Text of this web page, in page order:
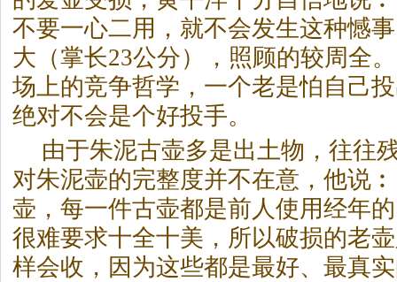
不要一心二用，就不会发生这种憾
大（掌长23公分），照顾的较周全
场上的竞争哲学，一个老是怕自己
绝对不会是个好投手。
由于朱泥古壶多是出土物，往往
对朱泥壶的完整度并不在意，他说
壶，每一件古壶都是前人使用经年
很难要求十全十美，所以破损的老
样会收，因为这些都是最好、最真